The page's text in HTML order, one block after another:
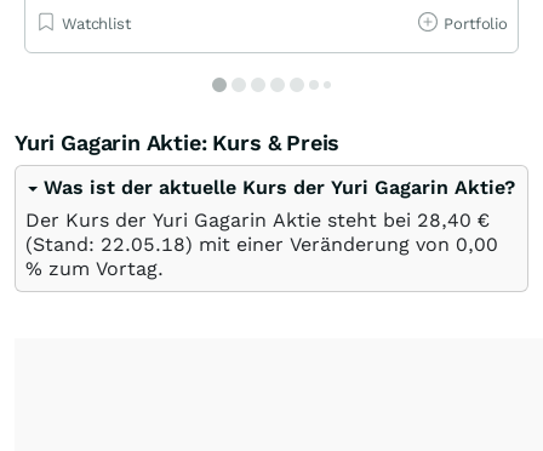
Watchlist Portfolio
Yuri Gagarin Aktie: Kurs & Preis
Was ist der aktuelle Kurs der Yuri Gagarin Aktie?
Der Kurs der Yuri Gagarin Aktie steht bei 28,40 €
(Stand: 22.05.18) mit einer Veränderung von 0,00
% zum Vortag.